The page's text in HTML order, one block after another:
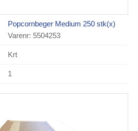
Popcornbeger Medium 250 stk(x)
Varenr: 5504253
Krt
1